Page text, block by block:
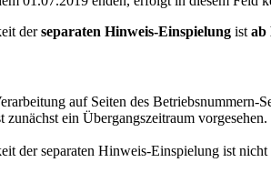
derseparaten Hinweis-Einspielung ist ab
auf Seiten des Betriebsnummern-
ein Übergangszeitraum vorgesehen.
der separaten Hinweis-Einspielung ist nicht